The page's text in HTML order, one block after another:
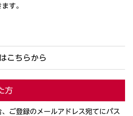
す。
こちらから
方
ご登録のメールアドレス宛てにパス